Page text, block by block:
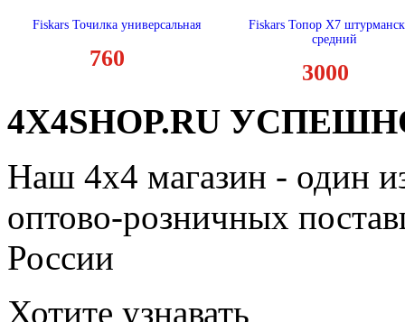
Fiskars Точилка универсальная
760
Fiskars Топор X7
средний
3000
4X4SHOP.RU
Наш 4x4 магазин - один
оптово-розничных
России
Хотите узнавать